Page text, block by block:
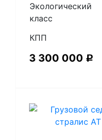
Экологический
класс
КПП
3 300 000 Р